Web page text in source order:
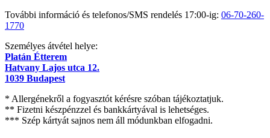
További információ és telefonos/SMS rendelés 17:00-ig: 06-70-260-
1770
Személyes átvétel helye:
Platán Étterem
Hatvany Lajos utca 12.
1039 Budapest
* Allergénekről a fogyasztót kérésre szóban tájékoztatjuk.
** Fizetni készpénzzel és bankkártyával is lehetséges.
*** Szép kártyát sajnos nem áll módunkban elfogadni.